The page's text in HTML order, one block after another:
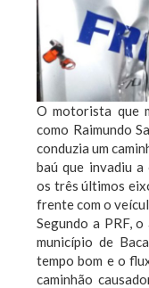
O motorista que
como Raimundo
conduzia um
baú que invadiu
os três últimos
frente com o
Segundo a PRF,
município de
tempo bom e o
caminhão